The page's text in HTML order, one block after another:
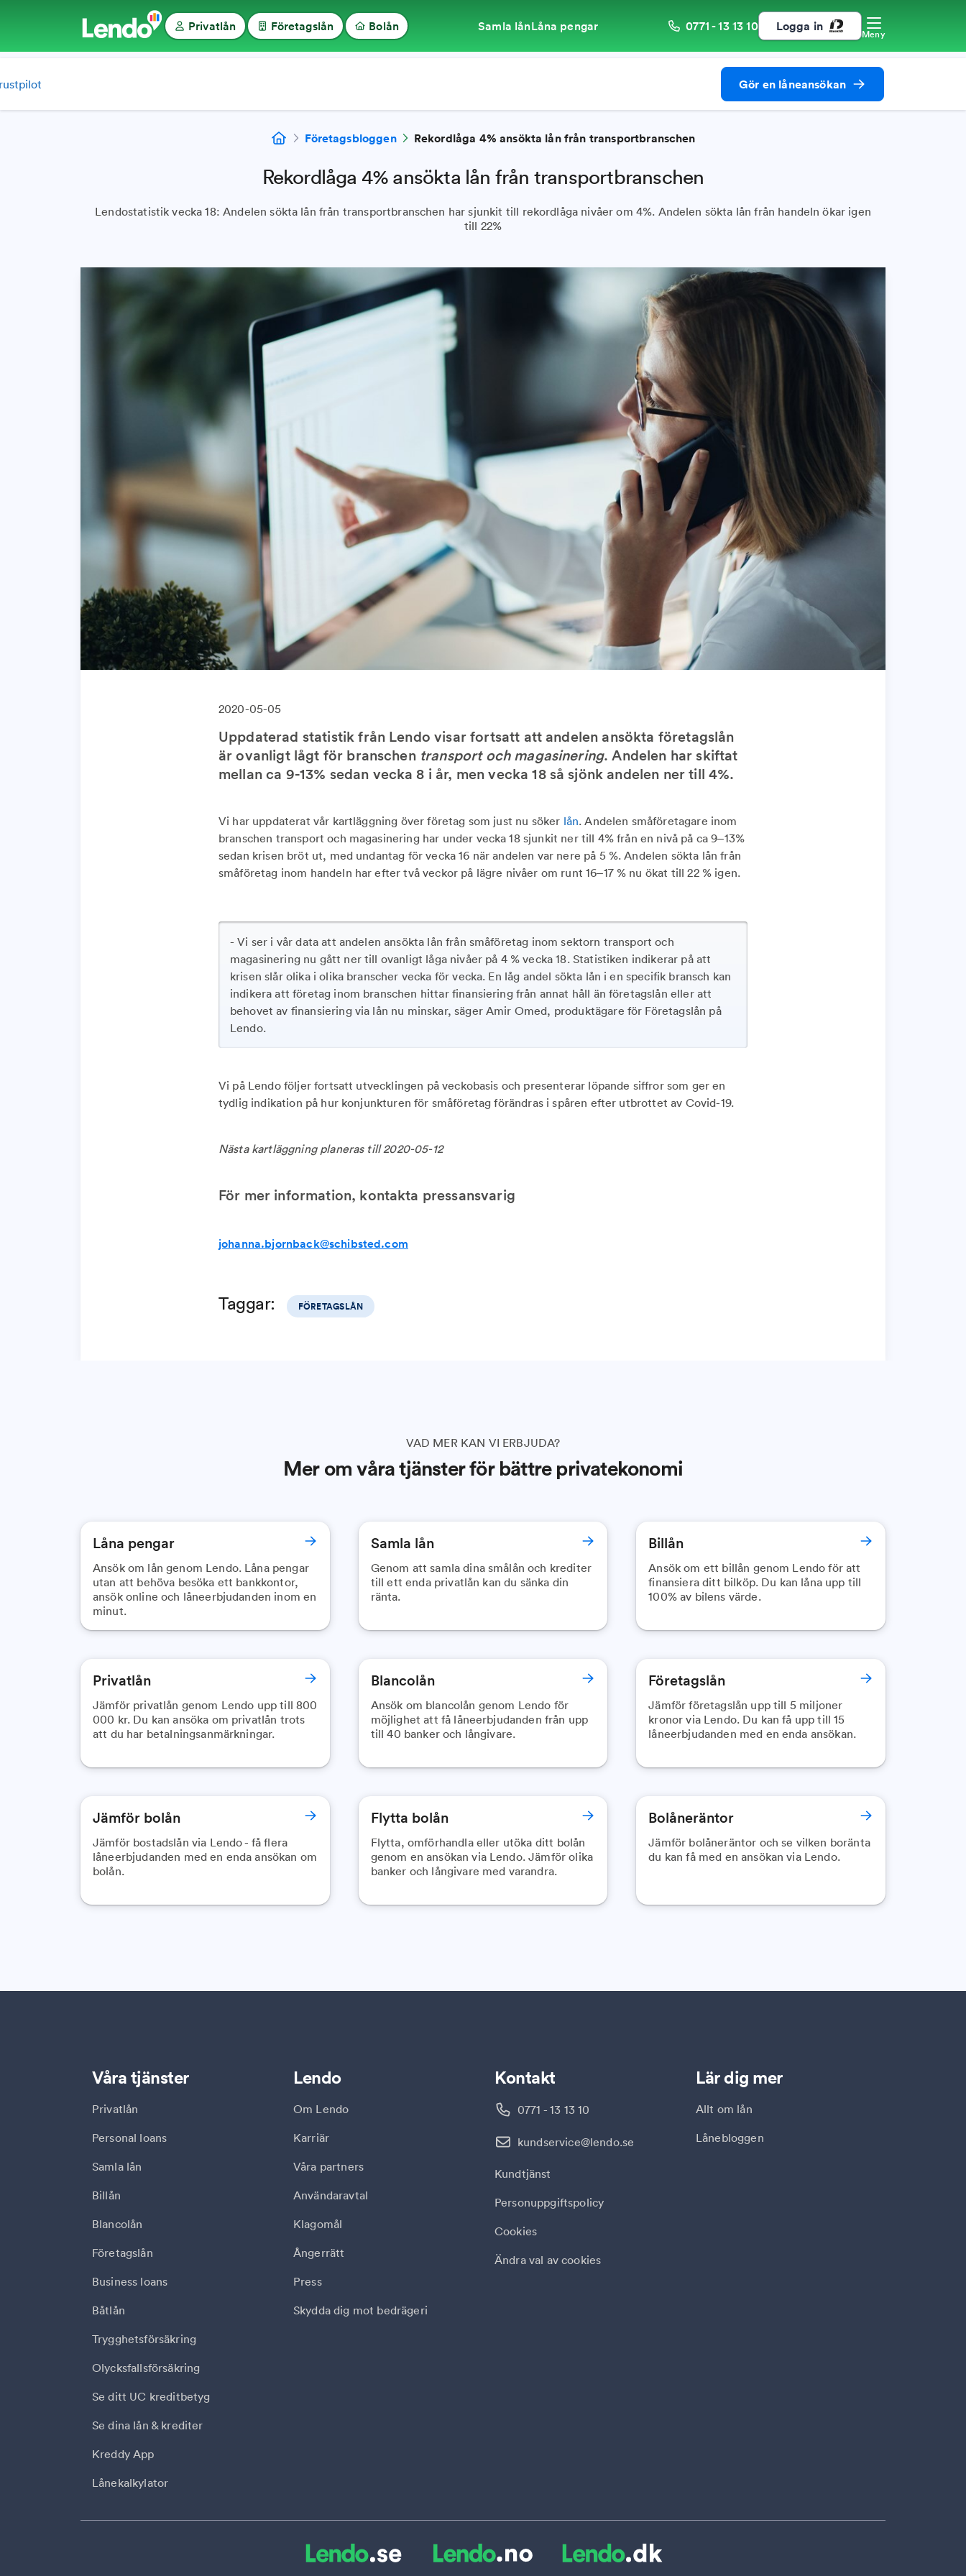
Privatlån Företagslån Bolån Samla lånLåna pengar 0771 - 13 13 10 Logga in
Meny
Gör en låneansökan
Företagsbloggen Rekordlåga 4% ansökta lån från transportbranschen
Rekordlåga 4% ansökta lån från transportbranschen
Lendostatistik vecka 18: Andelen sökta lån från transportbranschen har sjunkit till rekordlåga nivåer om 4%. Andelen sökta lån från handeln ökar igen
till 22%
2020-05-05
Uppdaterad statistik från Lendo visar fortsatt att andelen ansökta företagslån
är ovanligt lågt för branschen transport och magasinering. Andelen har skiftat
mellan ca 9-13% sedan vecka 8 i år, men vecka 18 så sjönk andelen ner till 4%.
Vi har uppdaterat vår kartläggning över företag som just nu söker lån. Andelen småföretagare inom
branschen transport och magasinering har under vecka 18 sjunkit ner till 4% från en nivå på ca 9–13%
sedan krisen bröt ut, med undantag för vecka 16 när andelen var nere på 5 %. Andelen sökta lån från
småföretag inom handeln har efter två veckor på lägre nivåer om runt 16–17 % nu ökat till 22 % igen.
- Vi ser i vår data att andelen ansökta lån från småföretag inom sektorn transport och
magasinering nu gått ner till ovanligt låga nivåer på 4 % vecka 18. Statistiken indikerar på att
krisen slår olika i olika branscher vecka för vecka. En låg andel sökta lån i en specifik bransch kan
indikera att företag inom branschen hittar finansiering från annat håll än företagslån eller att
behovet av finansiering via lån nu minskar, säger Amir Omed, produktägare för Företagslån på
Lendo.
Vi på Lendo följer fortsatt utvecklingen på veckobasis och presenterar löpande siffror som ger en
tydlig indikation på hur konjunkturen för småföretag förändras i spåren efter utbrottet av Covid-19.
Nästa kartläggning planeras till 2020-05-12
För mer information, kontakta pressansvarig
johanna.bjornback@schibsted.com
Taggar: FÖRETAGSLÅN
VAD MER KAN VI ERBJUDA?
Mer om våra tjänster för bättre privatekonomi
Låna pengar
Ansök om lån genom Lendo. Låna pengar
utan att behöva besöka ett bankkontor,
ansök online och låneerbjudanden inom en
minut.
Samla lån
Genom att samla dina smålån och krediter
till ett enda privatlån kan du sänka din
ränta.
Billån
Ansök om ett billån genom Lendo för att
finansiera ditt bilköp. Du kan låna upp till
100% av bilens värde.
Privatlån
Jämför privatlån genom Lendo upp till 800
000 kr. Du kan ansöka om privatlån trots
att du har betalningsanmärkningar.
Blancolån
Ansök om blancolån genom Lendo för
möjlighet att få låneerbjudanden från upp
till 40 banker och långivare.
Företagslån
Jämför företagslån upp till 5 miljoner
kronor via Lendo. Du kan få upp till 15
låneerbjudanden med en enda ansökan.
Jämför bolån
Jämför bostadslån via Lendo - få flera
låneerbjudanden med en enda ansökan om
bolån.
Flytta bolån
Flytta, omförhandla eller utöka ditt bolån
genom en ansökan via Lendo. Jämför olika
banker och långivare med varandra.
Bolåneräntor
Jämför bolåneräntor och se vilken boränta
du kan få med en ansökan via Lendo.
Våra tjänster
Privatlån
Personal loans
Samla lån
Billån
Blancolån
Företagslån
Business loans
Båtlån
Trygghetsförsäkring
Olycksfallsförsäkring
Se ditt UC kreditbetyg
Se dina lån & krediter
Kreddy App
Lånekalkylator
Lär dig mer
Allt om lån
Lånebloggen
Kontakt
0771 - 13 13 10
kundservice@lendo.se
Kundtjänst
Personuppgiftspolicy
Cookies
Ändra val av cookies
Lendo
Om Lendo
Karriär
Våra partners
Användaravtal
Klagomål
Ångerrätt
Press
Skydda dig mot bedrägeri